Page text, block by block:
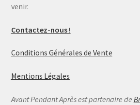
venir.
Contactez-nous !
Conditions Générales de Vente
Mentions Légales
Avant Pendant Après est partenaire de